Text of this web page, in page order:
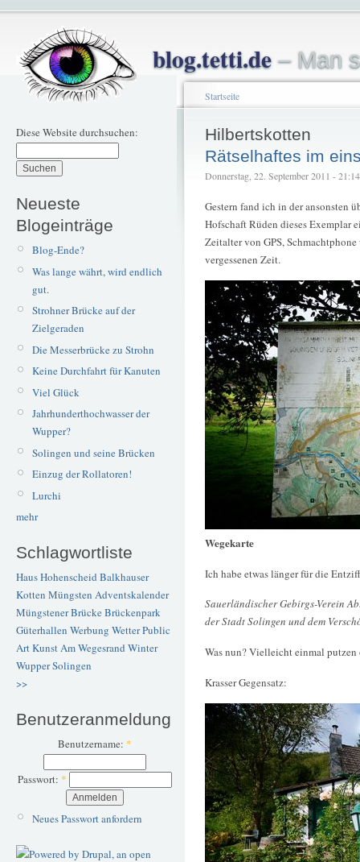
blog.tetti.de– Man
Diese Website durchsuchen:
Neueste
Blogeinträge
Blog-Ende?
Was lange währt, wird endlich
gut.
Strohner Brücke auf der
Zielgeraden
Die Messerbrücke zu Strohn
Keine Durchfahrt für Kanuten
Viel Glück
Jahrhunderthochwasser der
Wupper?
Solingen und seine Brücken
Einzug der Rollatoren!
Lurchi
mehr
Schlagwortliste
Haus Hohenscheid Balkhauser
Kotten Müngsten Adventskalender
Müngstener BrückeBrückenpark
Güterhallen Werbung WetterPublic
ArtKunstAm Wegesrand Winter
WupperSolingen
>>
Benutzeranmeldung
Benutzername: *
Passwort: *
Neues Passwort anfordern
Startseite
Hilbertskotten
Rätselhaftes im
Donnerstag, 22. September 2011 -
Gestern fand ich in der ansonsten
Hofschaft Rüden dieses Exemplar
Zeitalter von GPS,
vergessenen Zeit.
Wegekarte
Ich habe etwas länger für die
Sauerländischer Gebirgs-Verein
der Stadt Solingen und dem
Was nun? Vielleicht einmal putzen
Krasser Gegensatz: